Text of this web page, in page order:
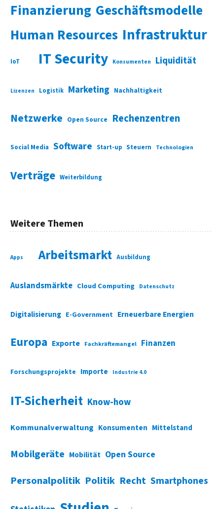
Finanzierung Geschäftsmodelle
Human Resources Infrastruktur
IoT IT Security Konsumenten Liquidität
Lizenzen Logistik Marketing Nachhaltigkeit
Netzwerke Open Source Rechenzentren
Social Media Software Start-up Steuern Technologien
Verträge Weiterbildung
Weitere Themen
Apps Arbeitsmarkt Ausbildung
Auslandsmärkte Cloud Computing Datenschutz
Digitalisierung E-Government Erneuerbare Energien
Europa Exporte Fachkräftemangel Finanzen
Forschungsprojekte Importe Industrie 4.0
IT-Sicherheit Know-how
Kommunalverwaltung Konsumenten Mittelstand
Mobilgeräte Mobilität Open Source
Personalpolitik Politik Recht Smartphones